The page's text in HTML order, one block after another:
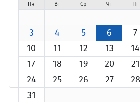
Пн Вт Ср Чт Пт
3
4 5 6 7
10
11 12 13 14
17
18 19 20 21
24
25 26 27 28
31